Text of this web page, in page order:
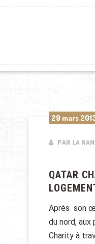
29 mars
PAR LA
QATAR
Après son
du nord, aux
Charity à